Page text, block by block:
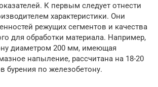
К первым следует отнести
характеристики. Они
режущих сегментов и качества
для обработки материала. Например,
диаметром 200 мм, имеющая
напыление, рассчитана на 18-20
бурения по железобетону.